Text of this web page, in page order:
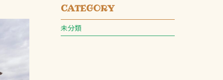
CATEGORY
未分類